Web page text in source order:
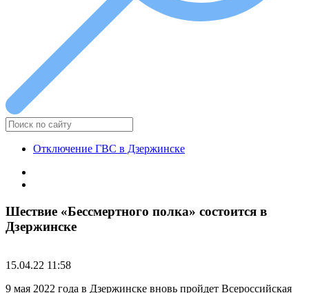
Отключение ГВС в Дзержинске
Шествие «Бессмертного полка» состоится в
Дзержинске
15.04.22 11:58
9 мая 2022 года в Дзержинске вновь пройдет Всероссийская